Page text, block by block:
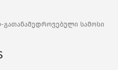
სამოსი